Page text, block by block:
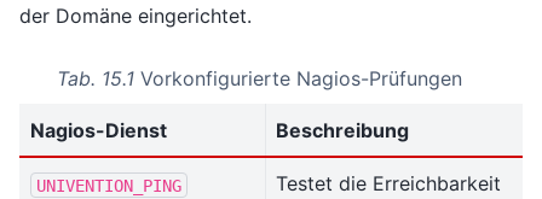
der Domäne eingerichtet.
Tab. 15.1Vorkonfigurierte Nagios-Prüfungen
Nagios-Dienst Beschreibung
UNIVENTION_PING
Testet die Erreichbarkeit